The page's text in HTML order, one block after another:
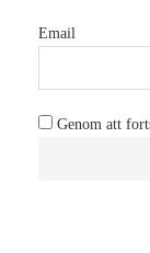
Email
Genom att